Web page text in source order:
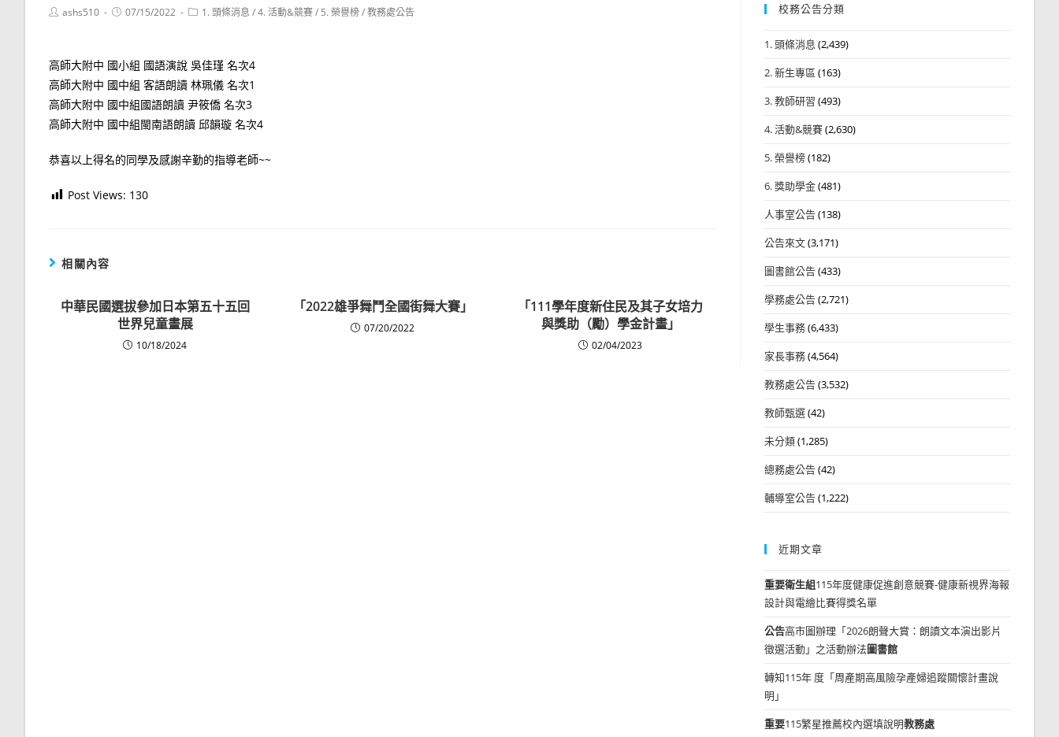
Postashs510
Post07/15/2022
Post1. 頭條消息 /4. 活動&競賽/ 5. 榮譽榜/教務處公告
高師大附中 國小組 國語演說 吳佳瑾 名次4
高師大附中 國中組 客語朗讀 林珮儀 名次1
高師大附中 國中組國語朗讀 尹筱僑 名次3
高師大附中 國中組閩南語朗讀 邱韻璇 名次4
恭喜以上得名的同學及感謝辛勤的指導老師~~
Post Views: 130
相關內容
中華民國選拔參加日本第五十五回
世界兒童畫展
10/18/2024
「2022雄爭舞鬥全國街舞大賽」
07/20/2022
「111學年度新住民及其子女培力
與獎助（勵）學金計畫」
02/04/2023
校務公告分類
1. 頭條消息 (2,439)
2. 新生專區 (163)
3. 教師研習 (493)
4. 活動&競賽(2,630)
5. 榮譽榜(182)
6. 獎助學金(481)
人事室公告(138)
公告來文(3,171)
圖書館公告(433)
學務處公告(2,721)
學生事務(6,433)
家長事務(4,564)
教務處公告(3,532)
教師甄選(42)
未分類(1,285)
總務處公告(42)
輔導室公告(1,222)
近期文章
重要衛生組115年度健康促進創意競賽-健康新視界海報
設計與電繪比賽得獎名單
公告高市圖辦理「2026朗聲大賞：朗讀文本演出影片
徵選活動」之活動辦法圖書館
轉知115年 度「周產期高風險孕產婦追蹤關懷計畫說
明」
重要115繁星推薦校內選填說明教務處